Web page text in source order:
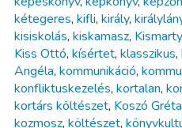
kétegeres, kifli, király,
kisiskolás, kiskamasz,
Kiss Ottó, kísértet, klasszikus,
Angéla, kommunikáció,
konfliktuskezelés, kortalan,
kortárs költészet, Koszó Gréta
kozmosz, költészet,